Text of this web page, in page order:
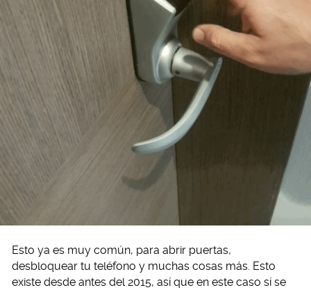
Esto ya es muy común, para abrir puertas,
desbloquear tu teléfono y muchas cosas más. Esto
existe desde antes del 2015, así que en este caso sí se